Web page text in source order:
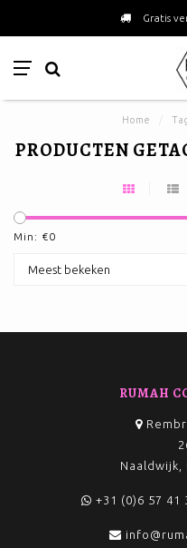
Gratis
Home
PRODUCTEN
Min: €0
RUMAH
Naaldwijk,
+31 (0)6 57 41